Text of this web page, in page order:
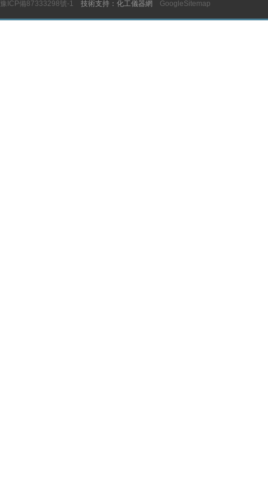
豫ICP備87333298號-1 技術支持：化工儀器網 GoogleSitemap